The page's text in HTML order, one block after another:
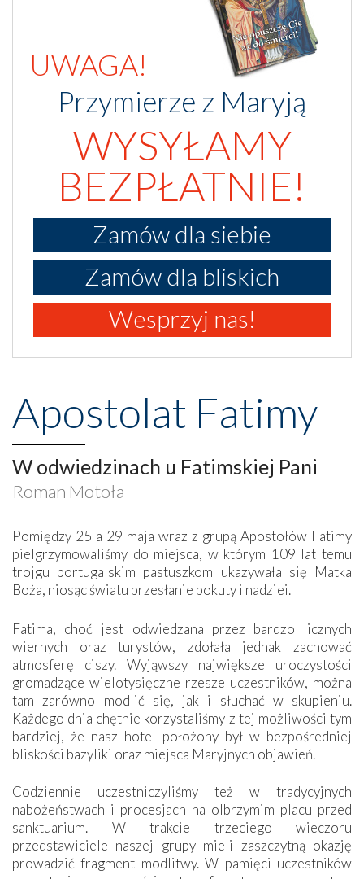
UWAGA!
Przymierze z Maryją
WYSYŁAMY
BEZPŁATNIE!
Zamów dla siebie
Zamów dla bliskich
Wesprzyj nas!
Apostolat Fatimy
W odwiedzinach u Fatimskiej Pani
Roman Motoła
Pomiędzy 25 a 29 maja wraz z grupą Apostołów Fatimy
pielgrzymowaliśmy do miejsca, w którym 109 lat temu
trojgu portugalskim pastuszkom ukazywała się Matka
Boża, niosąc światu przesłanie pokuty i nadziei.
Fatima, choć jest odwiedzana przez bardzo licznych
wiernych oraz turystów, zdołała jednak zachować
atmosferę ciszy. Wyjąwszy największe uroczystości
gromadzące wielotysięczne rzesze uczestników, można
tam zarówno modlić się, jak i słuchać w skupieniu.
Każdego dnia chętnie korzystaliśmy z tej możliwości tym
bardziej, że nasz hotel położony był w bezpośredniej
bliskości bazyliki oraz miejsca Maryjnych objawień.
Codziennie uczestniczyliśmy też w tradycyjnych
nabożeństwach i procesjach na olbrzymim placu przed
sanktuarium. W trakcie trzeciego wieczoru
przedstawiciele naszej grupy mieli zaszczytną okazję
prowadzić fragment modlitwy. W pamięci uczestników